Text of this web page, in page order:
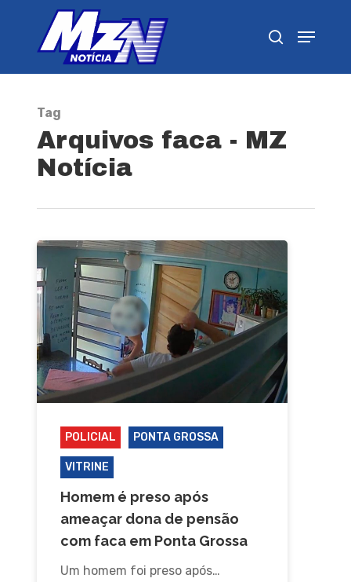
Tag
Arquivos faca - MZ
Notícia
POLICIAL PONTA GROSSA
VITRINE
Homem é preso após
ameaçar dona de pensão
com faca em Ponta Grossa
Um homem foi preso após…